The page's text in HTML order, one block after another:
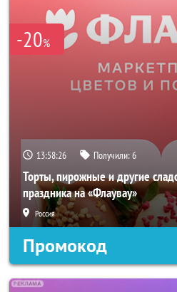
-20%
13:58:24 Получили:6
Торты, пирожные и другие
праздника на «Флаувау»
Россия
Промокод